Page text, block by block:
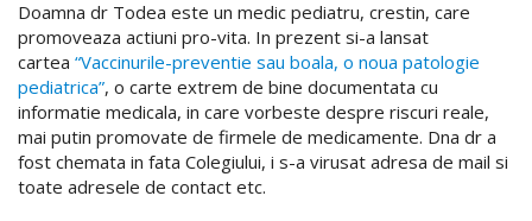
Doamna dr Todea este un medic pediatru, crestin, care
promoveaza actiuni pro-vita. In prezent si-a lansat
cartea “Vaccinurile-preventie sau boala, o noua patologie
pediatrica”, o carte extrem de bine documentata cu
informatie medicala, in care vorbeste despre riscuri reale,
mai putin promovate de firmele de medicamente. Dna dr a
fost chemata in fata Colegiului, i s-a virusat adresa de mail si
toate adresele de contact etc.